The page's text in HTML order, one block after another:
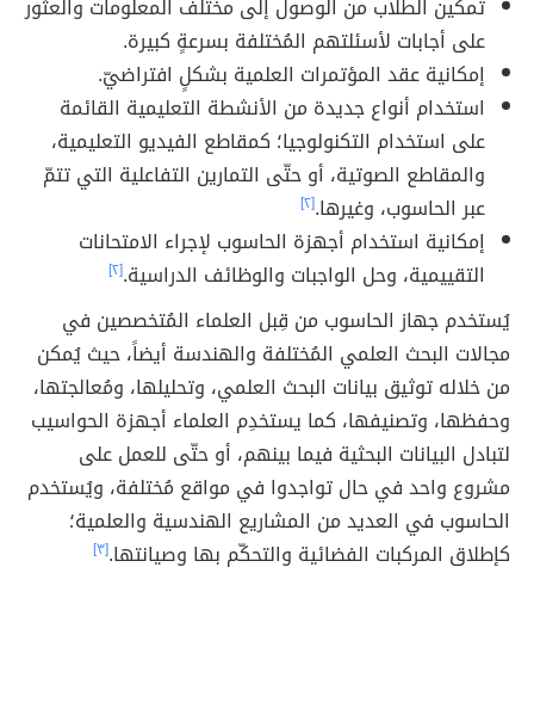
تمكين الطلاب من الوصول إلى مختلف المعلومات والعثور
على أجابات لأسئلتهم المُختلفة بسرعةٍ كبيرة.
إمكانية عقد المؤتمرات العلمية بشكلٍ افتراضيّ.
استخدام أنواع جديدة من الأنشطة التعليمية القائمة
على استخدام التكنولوجيا؛ كمقاطع الفيديو التعليمية،
والمقاطع الصوتية، أو حتّى التمارين التفاعلية التي تتمّ
عبر الحاسوب، وغيرها.[٢]
إمكانية استخدام أجهزة الحاسوب لإجراء الامتحانات
التقييمية، وحل الواجبات والوظائف الدراسية.[٢]
يُستخدم جهاز الحاسوب من قِبل العلماء المُتخصصين في
مجالات البحث العلمي المُختلفة والهندسة أيضاً، حيث يُمكن
من خلاله توثيق بيانات البحث العلمي، وتحليلها، ومُعالجتها،
وحفظها، وتصنيفها، كما يستخدِم العلماء أجهزة الحواسيب
لتبادل البيانات البحثية فيما بينهم، أو حتّى للعمل على
مشروع واحد في حال تواجدوا في مواقع مُختلفة، ويُستخدم
الحاسوب في العديد من المشاريع الهندسية والعلمية؛
كإطلاق المركبات الفضائية والتحكّم بها وصيانتها.[٣]